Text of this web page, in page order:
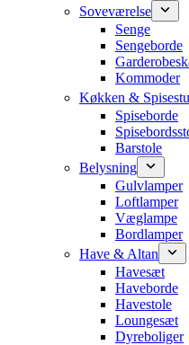
Soveværelse
Senge
Sengeborde
Kommoder
Køkken &
Spiseborde
Barstole
Belysning
Gulvlamper
Loftlamper
Væglampe
Bordlamper
Have & Altan
Havesæt
Haveborde
Havestole
Loungesæt
Dyreboliger